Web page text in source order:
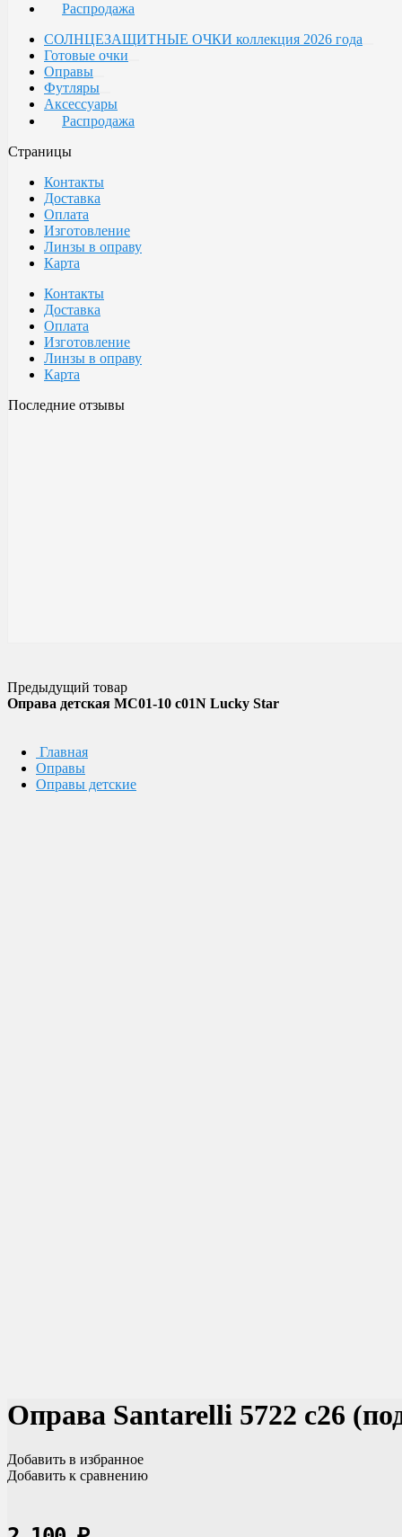
Распродажа
СОЛНЦЕЗАЩИТНЫЕ ОЧКИ коллекция 2026 года
Готовые очки
Оправы
Футляры
Аксессуары
Распродажа
Страницы
Контакты
Доставка
Оплата
Изготовление
Линзы в оправу
Карта
Контакты
Доставка
Оплата
Изготовление
Линзы в оправу
Карта
Последние отзывы
Предыдущий товар
Оправа детская MC01-10 c01N Lucky Star
Главная
Оправы
Оправы детские
Оправа Santarelli 5722 c26
Добавить в избранное
Добавить к сравнению